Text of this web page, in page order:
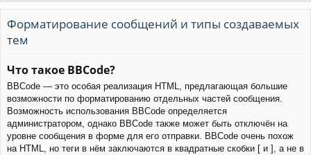
Форматирование сообщений и типы создаваемых
тем
Что такое BBCode?
BBCode — это особая реализация HTML, предлагающая большие
возможности по форматированию отдельных частей сообщения.
Возможность использования BBCode определяется
администратором, однако BBCode также может быть отключён на
уровне сообщения в форме для его отправки. BBCode очень похож
на HTML, но теги в нём заключаются в квадратные скобки [ и ], а не в